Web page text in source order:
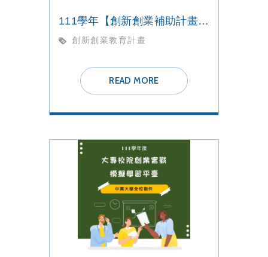
111學年【創新創業補助計畫】創業育苗加速器★獲補助團隊公告
創新創業教育計畫
READ MORE